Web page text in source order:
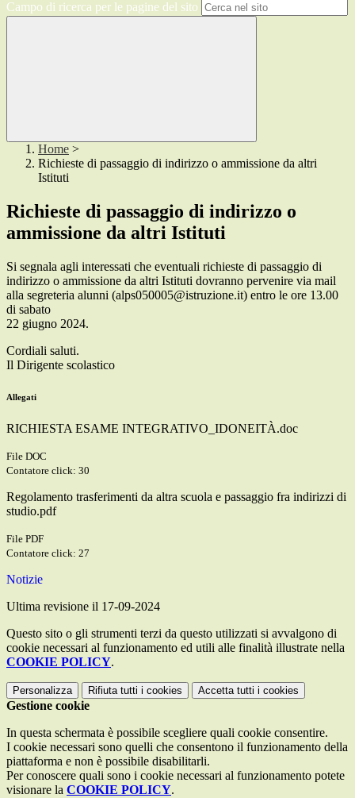
Campo di ricerca per le pagine del sito
Home >
Richieste di passaggio di indirizzo o ammissione da altri
Istituti
Richieste di passaggio di indirizzo o
ammissione da altri Istituti
Si segnala agli interessati che eventuali richieste di passaggio di
indirizzo o ammissione da altri Istituti dovranno pervenire via mail
alla segreteria alunni (alps050005@istruzione.it) entro le ore 13.00
di sabato
22 giugno 2024.
Cordiali saluti.
Il Dirigente scolastico
Allegati
RICHIESTA ESAME INTEGRATIVO_IDONEITÀ.doc
File DOC
Contatore click: 30
Regolamento trasferimenti da altra scuola e passaggio fra indirizzi di
studio.pdf
File PDF
Contatore click: 27
Notizie
Ultima revisione il 17-09-2024
Questo sito o gli strumenti terzi da questo utilizzati si avvalgono di
cookie necessari al funzionamento ed utili alle finalità illustrate nella
COOKIE POLICY.
Personalizza Rifiuta tutti i cookies Accetta tutti i cookies
Gestione cookie
In questa schermata è possibile scegliere quali cookie consentire.
I cookie necessari sono quelli che consentono il funzionamento della
piattaforma e non è possibile disabilitarli.
Per conoscere quali sono i cookie necessari al funzionamento potete
visionare la COOKIE POLICY.